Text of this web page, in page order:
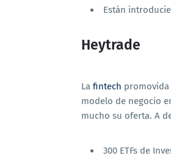
Están
Heytrade
La fintech promovida
modelo de negocio
mucho su oferta. A
300 ETFs de